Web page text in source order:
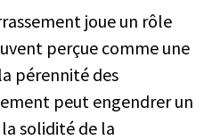
joue un rôle
perçue comme une
pérennité des
peut engendrer un
solidité de la